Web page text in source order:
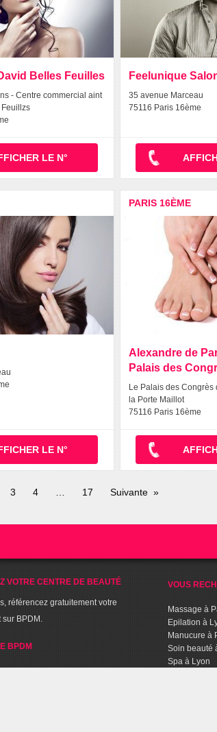
Belles Feuilles
- Centre commercial aint
LE N°
Feelunique
35 avenue Marceau
75116 Paris 16ème
LE N°
PARIS 16ÈME
Alexandre de
Palais des
Le Palais des Congrès
la Porte Maillot
75116 Paris 16ème
3 4 17 Suivante
VOTRE CENTRE DE BEAUTÉ
référencez gratuitement votre
sur BPDM.
BPDM
VOUS
Massage à
Epilation à
Manucure à
Soin beauté
Spa à Lyon